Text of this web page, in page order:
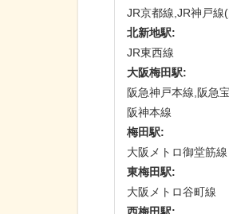
JR京都線,JR神戸線
北新地駅:
JR東西線
大阪梅田駅:
阪急神戸本線,阪急
阪神本線
梅田駅:
大阪メトロ御堂筋線
東梅田駅:
大阪メトロ谷町線